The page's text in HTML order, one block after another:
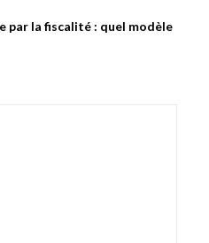
par la fiscalité : quel modèle